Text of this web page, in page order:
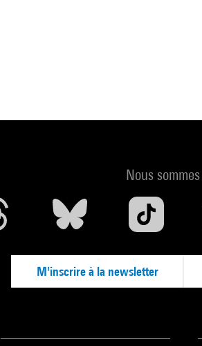
Nous
M'inscrire à la newsletter